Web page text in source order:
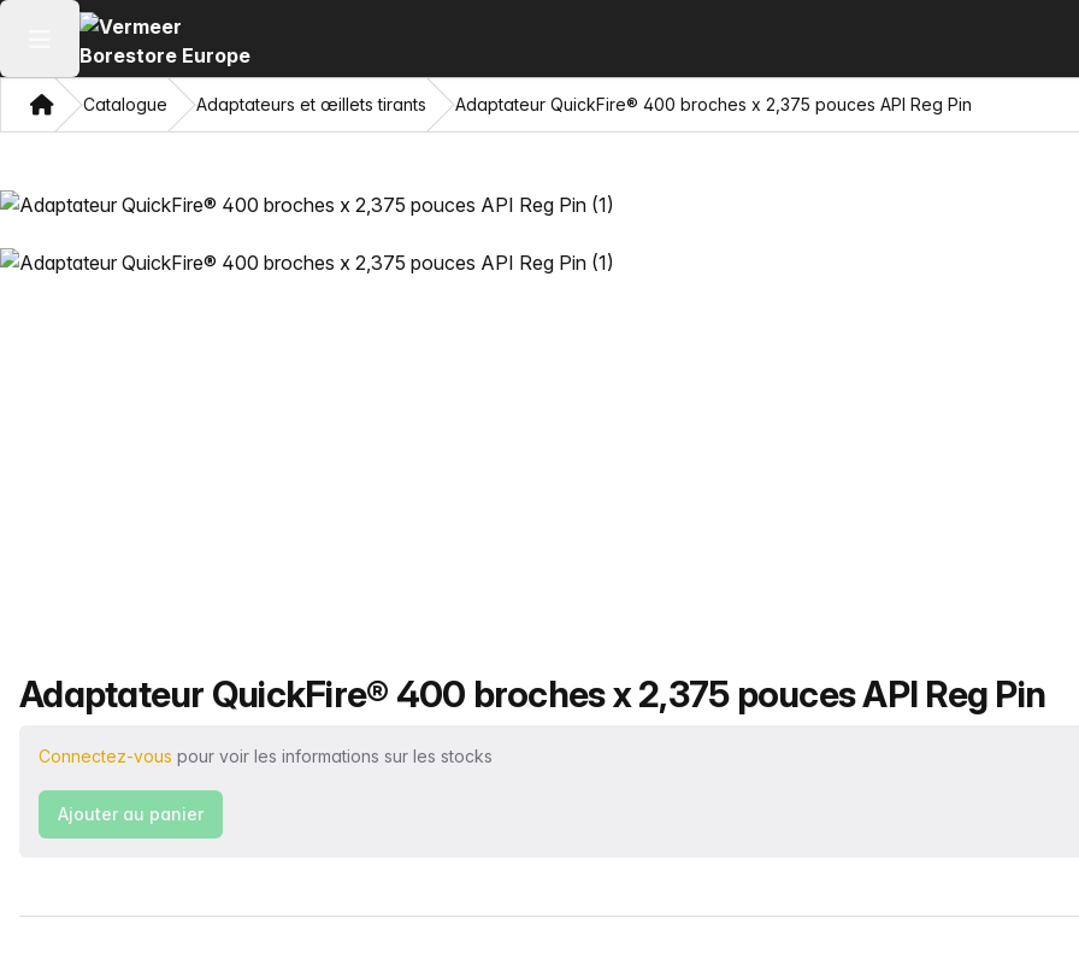
Ouvrir le menu principal
Domicile
Catalogue Adaptateurs et œillets tirants Adaptateur QuickFire® 400 broches x 2,375 pouces API Reg Pin
Nom du produit
Adaptateur QuickFire® 400 broches x 2,375 pouces API Reg Pin
Connectez-vous pour voir les informations sur les stocks
Ajouter au panier